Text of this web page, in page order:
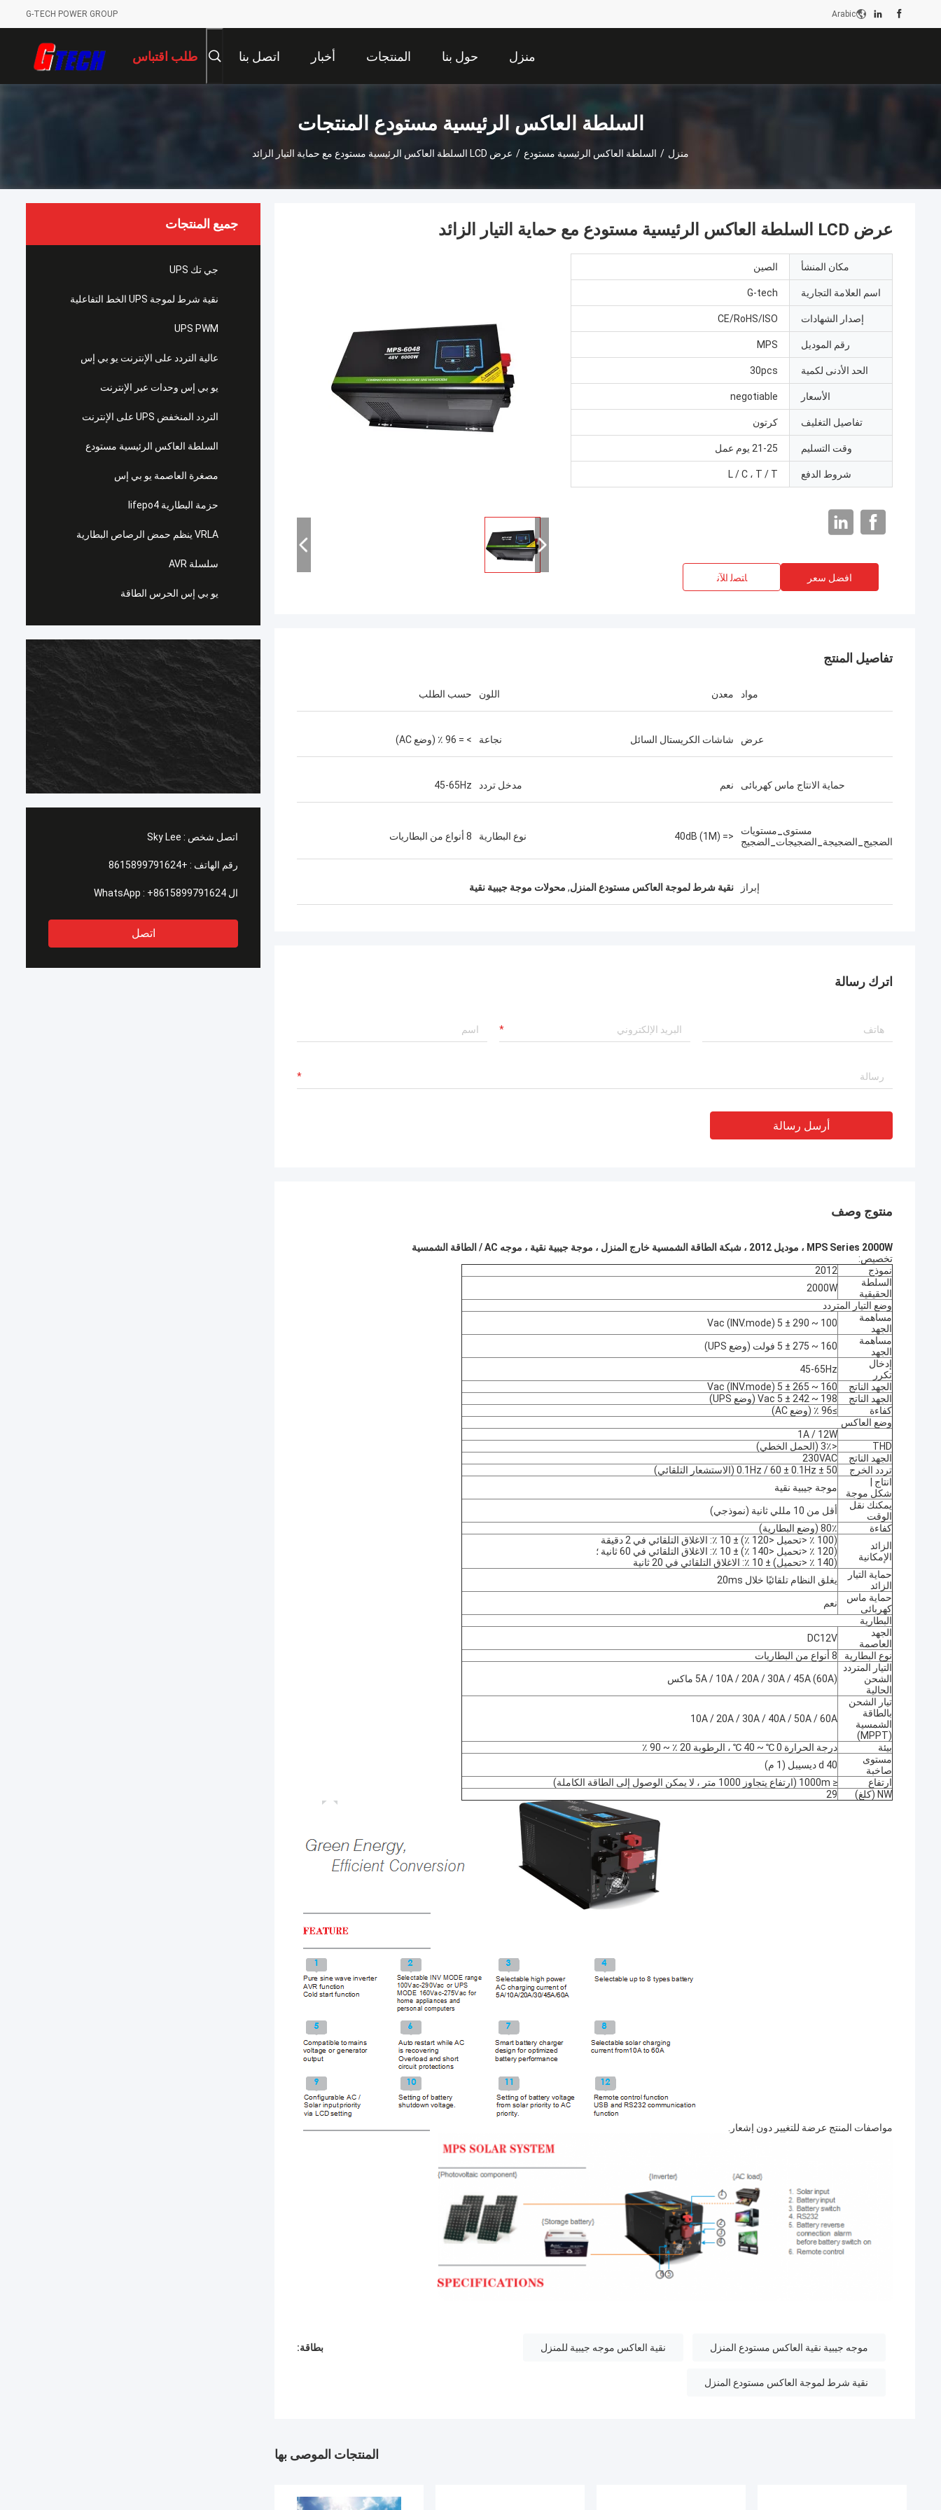
G-TECH POWER GROUP Arabic
منزل حول بنا المنتجات أخبار اتصل بنا طلب اقتباس
السلطة العاكس الرئيسية مستودع المنتجات
منزل / السلطة العاكس الرئيسية مستودع / عرض LCD السلطة العاكس الرئيسية مستودع مع حماية التيار الزائد
جميع المنتجات
جي تك UPS
نقية شرط لموجة UPS الخط التفاعلية
UPS PWM
عالية التردد على الإنترنت يو بي إس
يو بي إس وحدات عبر الإنترنت
التردد المنخفض UPS على الإنترنت
السلطة العاكس الرئيسية مستودع
مصغرة العاصمة يو بي إس
حزمة البطارية lifepo4
VRLA ينظم حمض الرصاص البطارية
سلسلة AVR
يو بي إس الحرس الطاقة
اتصل شخص : Sky Lee
رقم الهاتف : +8615899791624
ال WhatsApp : +8615899791624
اتصل
عرض LCD السلطة العاكس الرئيسية مستودع مع حماية التيار الزائد
مكان المنشأ الصين
اسم العلامة التجارية G-tech
إصدار الشهادات CE/RoHS/ISO
رقم الموديل MPS
الحد الأدنى لكمية 30pcs
الأسعار negotiable
تفاصيل التغليف كرتون
وقت التسليم 21-25 يوم عمل
شروط الدفع L / C ، T / T
افضل سعر ﺎﺘﺼﻟ ﺍﻶﻧ
تفاصيل المنتج
مواد معدن اللون حسب الطلب
عرض شاشات الكريستال السائل نجاعة > = 96 ٪ (وضع AC)
حماية الانتاج ماس كهربائى نعم مدخل تردد 45-65Hz
مستوى_مستويات
الضجيج_الضجيجة_الضجيجات_الضجيج
<= 40dB (1M) نوع البطارية 8 أنواع من البطاريات
إبراز نقية شرط لموجة العاكس مستودع المنزل, محولات موجة جيبية نقية
اترك رسالة
أرسل رسالة
منتوج وصف
MPS Series 2000W ، موديل 2012 ، شبكة الطاقة الشمسية خارج المنزل ، موجة جيبية نقية ، موجه AC / الطاقة الشمسية
تخصيص:
نموذج
2012
السلطة
الحقيقية
2000W
وضع التيار المتردد
مساهمة
الجهد
100 ~ 290 ± 5 Vac (INV.mode)
مساهمة
الجهد
160 ~ 275 ± 5 فولت (وضع UPS)
إدخال
تكرر
45-65Hz
الجهد الناتج
160 ~ 265 ± 5 Vac (INV.mode)
الجهد الناتج
198 ~ 242 ± 5 Vac (وضع UPS)
كفاءة
≥96 ٪ (وضع AC)
وضع العاكس
1A / 12W
THD
<3٪ (الحمل الخطي)
الجهد الناتج
230VAC
تردد الخرج
50 ± 0.1Hz / 60 ± 0.1Hz (الاستشعار التلقائي)
انتاج |
شكل موجة
موجة جيبية نقية
يمكنك نقل
الوقت
أقل من 10 مللي ثانية (نموذجي)
كفاءة
80٪ (وضع البطارية)
الزائد
الإمكانية
(100 ٪ <تحميل <120 ٪) ± 10 ٪: الاغلاق التلقائي في 2 دقيقة
(120 ٪ <تحميل <140 ٪) ± 10 ٪: الاغلاق التلقائي في 60 ثانية ؛
(140 ٪ <تحميل) ± 10 ٪: الاغلاق التلقائي في 20 ثانية
حماية التيار
الزائد
يغلق النظام تلقائيًا خلال 20ms
حماية ماس
كهربائى
نعم
البطارية
الجهد
العاصمة
DC12V
نوع البطارية
8 أنواع من البطاريات
التيار المتردد
الشحن
الحالية
5A / 10A / 20A / 30A / 45A (60A) ماكس
تيار الشحن
بالطاقة
الشمسية
(MPPT)
10A / 20A / 30A / 40A / 50A / 60A
بيئة
درجة الحرارة 0 ℃ ~ 40 ℃ ، الرطوبة 20 ٪ ~ 90 ٪
مستوى
صاخبة
d 40 ديسيبل (1 م)
ارتفاع
≤ 1000m (ارتفاع يتجاوز 1000 متر ، لا يمكن الوصول إلى الطاقة الكاملة)
NW (كلغ)
29
مواصفات المنتج عرضة للتغيير دون إشعار.
بطاقة: موجه جيبية نقية العاكس مستودع المنزل نقية العاكس موجه جيبية للمنزل
نقية شرط لموجة العاكس مستودع المنزل
المنتجات الموصى بها